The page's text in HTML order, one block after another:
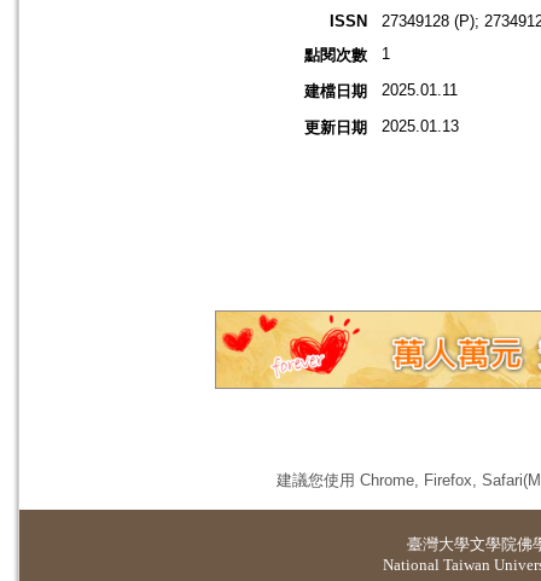
ISSN
27349128 (P);
點閱次數
1
建檔日期 2025.01.11
更新日期 2025.01.13
建議您使用 Chrome, Firefox,
臺灣大學文學院佛
National Taiwan